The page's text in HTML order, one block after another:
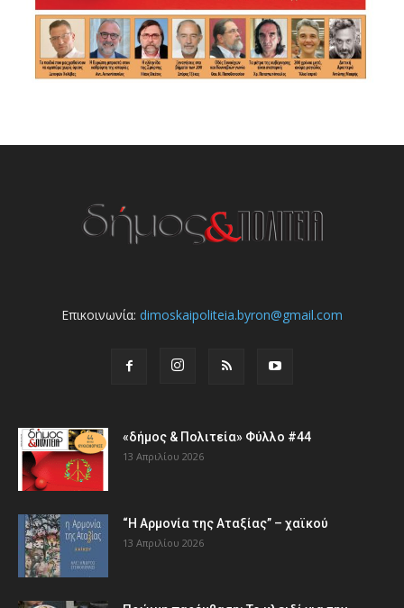
Επικοινωνία: dimoskaipoliteia.byron@gmail.com
«δήμος & Πολιτεία» Φύλλο #44
13 Απριλίου 2026
“Η Αρμονία της Αταξίας” – χαϊκού
13 Απριλίου 2026